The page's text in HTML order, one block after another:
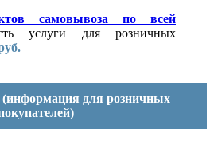
самовывоза по всей
услуги для розничных
(информация для розничных